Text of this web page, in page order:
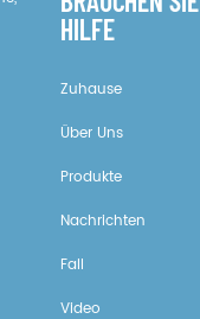
HILFE
Zuhause
Über Uns
Produkte
Nachrichten
Fall
Video